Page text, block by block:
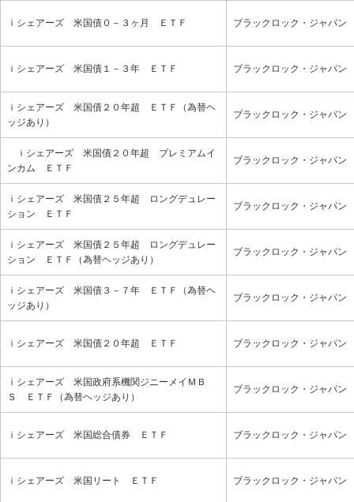
ｉシェアーズ 米国債０－３ヶ月 ＥＴＦ ブラックロック・ジャパン
ｉシェアーズ 米国債１－３年 ＥＴＦ ブラックロック・ジャパン
ｉシェアーズ 米国債２０年超 ＥＴＦ（為替ヘ
ッジあり）
ブラックロック・ジャパン
ｉシェアーズ 米国債２０年超 プレミアムイ
ンカム ＥＴＦ
ブラックロック・ジャパン
ｉシェアーズ 米国債２５年超 ロングデュレー
ション ＥＴＦ
ブラックロック・ジャパン
ｉシェアーズ 米国債２５年超 ロングデュレー
ション ＥＴＦ（為替ヘッジあり）
ブラックロック・ジャパン
ｉシェアーズ 米国債３－７年 ＥＴＦ（為替ヘ
ッジあり）
ブラックロック・ジャパン
ｉシェアーズ 米国債２０年超 ＥＴＦ ブラックロック・ジャパン
ｉシェアーズ 米国政府系機関ジニーメイＭＢ
Ｓ ＥＴＦ（為替ヘッジあり）
ブラックロック・ジャパン
ｉシェアーズ 米国総合債券 ＥＴＦ ブラックロック・ジャパン
ｉシェアーズ 米国リート ＥＴＦ ブラックロック・ジャパン